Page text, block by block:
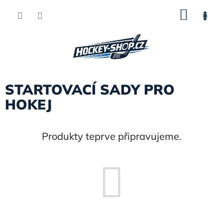
STARTOVACÍ SADY PRO
HOKEJ
Produkty teprve připravujeme.